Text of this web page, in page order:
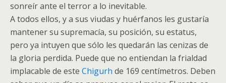
sonreír ante el terror a lo inevitable.
A todos ellos, y a sus viudas y huérfanos les gustaría
mantener su supremacía, su posición, su estatus,
pero ya intuyen que sólo les quedarán las cenizas de
la gloria perdida. Puede que no entiendan la frialdad
implacable de este Chigurh de 169 centímetros. Deben